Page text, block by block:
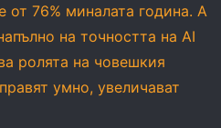
от 76% миналата година. А
на точността на AI
ролята на човешкия
умно, увеличават